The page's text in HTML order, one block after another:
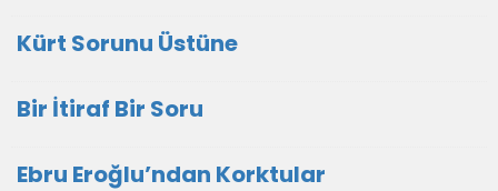
Kürt Sorunu Üstüne
Bir İtiraf Bir Soru
Ebru Eroğlu’ndan Korktular